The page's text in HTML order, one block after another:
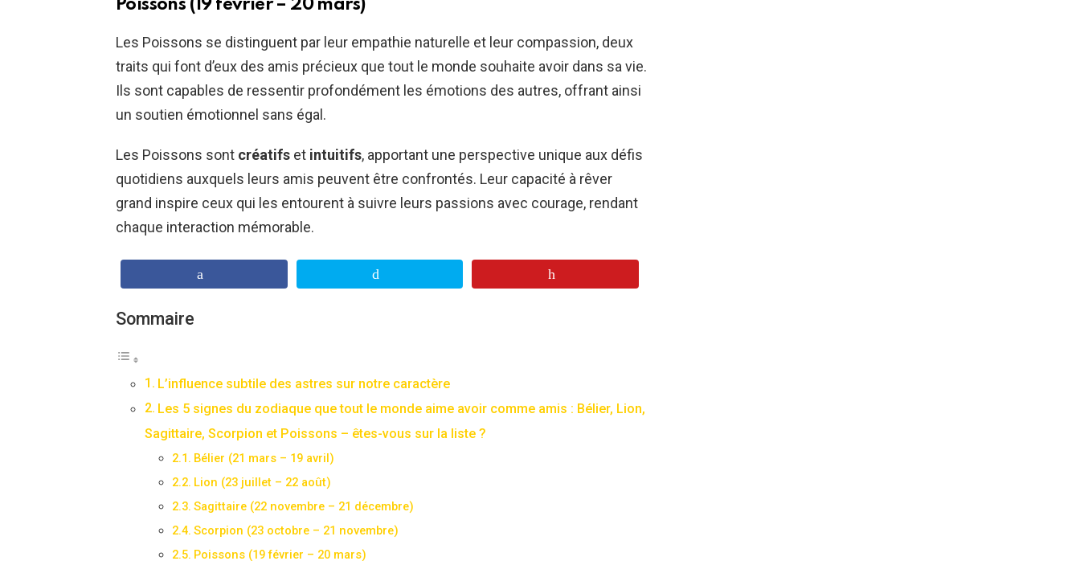
Poissons (19 février – 20 mars)
Les Poissons se distinguent par leur empathie naturelle et leur compassion, deux
traits qui font d’eux des amis précieux que tout le monde souhaite avoir dans sa vie.
Ils sont capables de ressentir profondément les émotions des autres, offrant ainsi
un soutien émotionnel sans égal.
Les Poissons sont créatifs et intuitifs, apportant une perspective unique aux défis
quotidiens auxquels leurs amis peuvent être confrontés. Leur capacité à rêver
grand inspire ceux qui les entourent à suivre leurs passions avec courage, rendant
chaque interaction mémorable.
Sommaire
L’influence subtile des astres sur notre caractère
Les 5 signes du zodiaque que tout le monde aime avoir comme amis : Bélier, Lion,
Sagittaire, Scorpion et Poissons – êtes-vous sur la liste ?
Bélier (21 mars – 19 avril)
Lion (23 juillet – 22 août)
Sagittaire (22 novembre – 21 décembre)
Scorpion (23 octobre – 21 novembre)
Poissons (19 février – 20 mars)